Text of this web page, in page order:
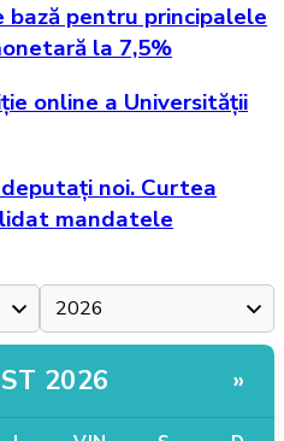
bază pentru principalele
la 7,5%
online a Universității
noi. Curtea
mandatele
2026 »